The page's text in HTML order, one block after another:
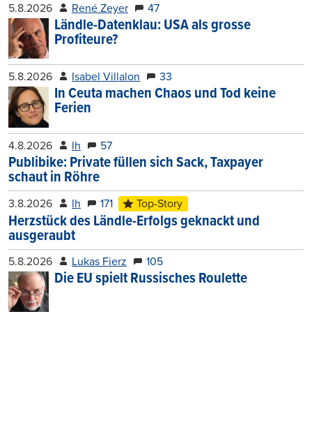
5.8.2026 René Zeyer 47
Ländle-Datenklau: USA als grosse
Profiteure?
5.8.2026 Isabel Villalon 33
In Ceuta machen Chaos und Tod keine
Ferien
4.8.2026 lh 57
Publibike: Private füllen sich Sack, Taxpayer
schaut in Röhre
3.8.2026 lh 171 Top-Story
Herzstück des Ländle-Erfolgs geknackt und
ausgeraubt
5.8.2026 Lukas Fierz 105
Die EU spielt Russisches Roulette